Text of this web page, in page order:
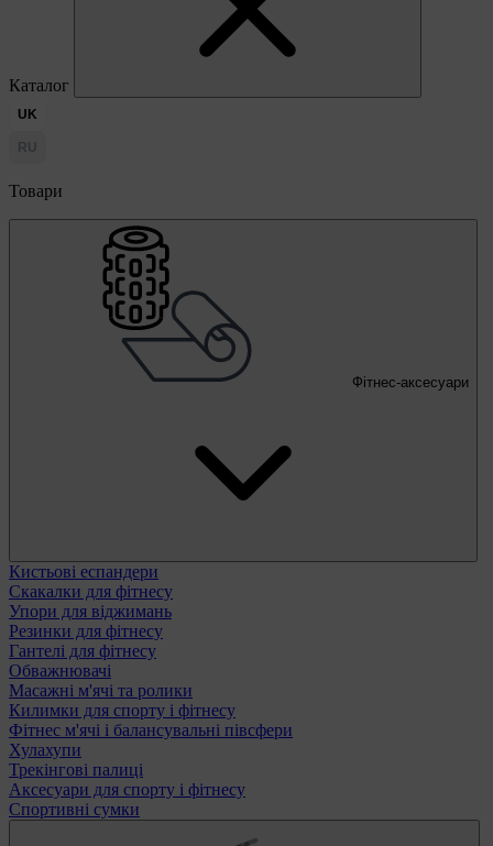
Каталог
UK
RU
Товари
Фітнес-аксесуари
Кистьові еспандери
Скакалки для фітнесу
Упори для віджимань
Резинки для фітнесу
Гантелі для фітнесу
Обважнювачі
Масажні м'ячі та ролики
Килимки для спорту і фітнесу
Фітнес м'ячі і балансувальні півсфери
Хулахупи
Трекінгові палиці
Аксесуари для спорту і фітнесу
Спортивні сумки